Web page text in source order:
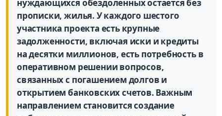
нуждающихся обездоленных остается без
прописки, жилья. У каждого шестого
участника проекта есть крупные
задолженности, включая иски и кредиты
на десятки миллионов, есть потребность в
оперативном решении вопросов,
связанных с погашением долгов и
открытием банковских счетов. Важным
направлением становится создание